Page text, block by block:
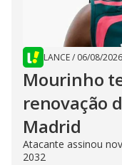
LANCE/ 06/08/2026
Mourinho
renovação
Madrid
Atacante assinou
2032